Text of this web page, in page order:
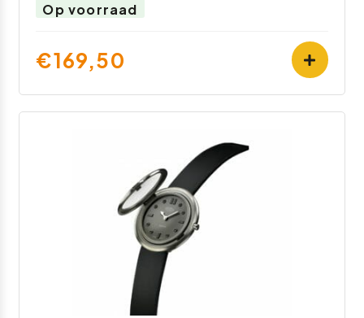
Op voorraad
€169,50